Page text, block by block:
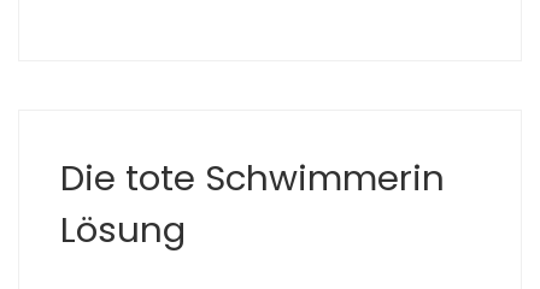
Die tote Schwimmerin
Lösung